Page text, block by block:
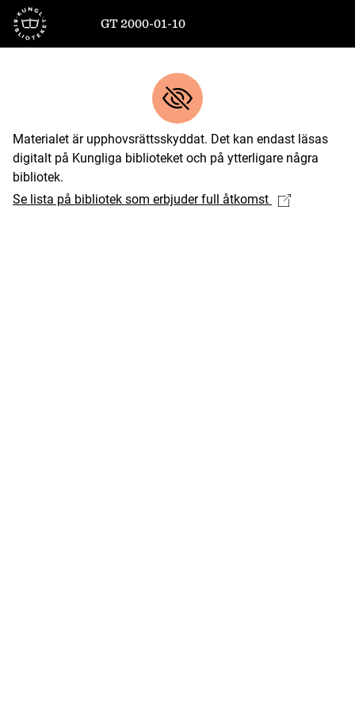
Till startsidan
GT 2000-01-10
Materialet är upphovsrättsskyddat. Det kan endast läsas
digitalt på Kungliga biblioteket och på ytterligare några
bibliotek.
Se lista på bibliotek som erbjuder full åtkomst